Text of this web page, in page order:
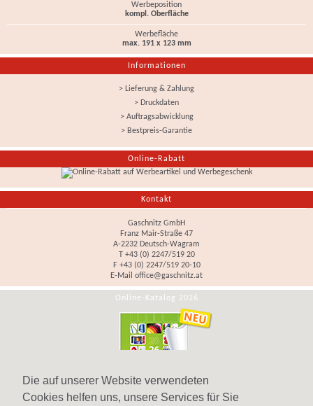
Die auf unserer Website verwendeten
Cookies helfen uns, unsere Services für Sie
Werbeposition
kompl. Oberfläche
Werbefläche
max. 191 x 123 mm
Informationen
> Lieferung & Zahlung
> Druckdaten
> Auftragsabwicklung
> Bestpreis-Garantie
Online-Rabatt
Kontakt
Gaschnitz GmbH
Franz Mair-Straße 47
A-2232 Deutsch-Wagram
T +43 (0) 2247/519 20
F +43 (0) 2247/519 20-10
E-Mail office@gaschnitz.at
Online-Katalog 2026